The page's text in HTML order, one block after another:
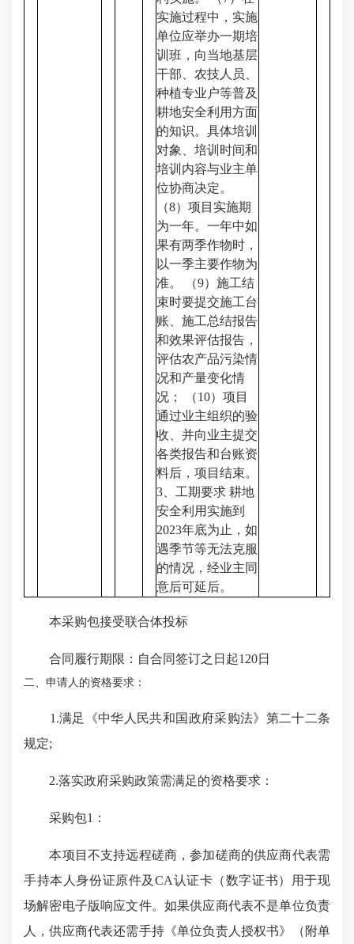
实施过程中，实施
单位应举办一期培
训班，向当地基层
干部、农技人员、
种植专业户等普及
耕地安全利用方面
的知识。具体培训
对象、培训时间和
培训内容与业主单
位协商决定。
（8）项目实施期
为一年。一年中如
果有两季作物时，
以一季主要作物为
准。 （9）施工结
束时要提交施工台
账、施工总结报告
和效果评估报告，
评估农产品污染情
况和产量变化情
况； （10）项目
通过业主组织的验
收、并向业主提交
各类报告和台账资
料后，项目结束。
3、工期要求 耕地
安全利用实施到
2023年底为止，如
遇季节等无法克服
的情况，经业主同
意后可延后。
本采购包接受联合体投标
合同履行期限：自合同签订之日起120日
二、申请人的资格要求：
1.满足《中华人民共和国政府采购法》第二十二条
规定;
2.落实政府采购政策需满足的资格要求：
采购包1：
本项目不支持远程磋商，参加磋商的供应商代表需
手持本人身份证原件及CA认证卡（数字证书）用于现
场解密电子版响应文件。如果供应商代表不是单位负责
人，供应商代表还需手持《单位负责人授权书》（附单